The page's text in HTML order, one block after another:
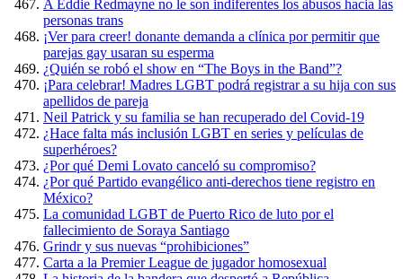
A Eddie Redmayne no le son indiferentes los abusos hacia las
personas trans
¡Ver para creer! donante demanda a clínica por permitir que
parejas gay usaran su esperma
¿Quién se robó el show en “The Boys in the Band”?
¡Para celebrar! Madres LGBT podrá registrar a su hija con sus
apellidos de pareja
Neil Patrick y su familia se han recuperado del Covid-19
¿Hace falta más inclusión LGBT en series y películas de
superhéroes?
¿Por qué Demi Lovato canceló su compromiso?
¿Por qué Partido evangélico anti-derechos tiene registro en
México?
La comunidad LGBT de Puerto Rico de luto por el
fallecimiento de Soraya Santiago
Grindr y sus nuevas “prohibiciones”
Carta a la Premier League de jugador homosexual